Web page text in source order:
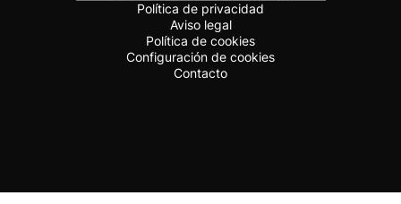
Política de privacidad
Aviso legal
Política de cookies
Configuración de cookies
Contacto